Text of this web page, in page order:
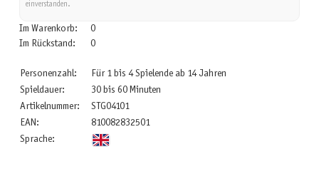
einverstanden.
Im Warenkorb:
0
Im Rückstand:
0
Personenzahl:
Für 1 bis 4 Spielende ab 14 Jahren
Spieldauer:
30 bis 60 Minuten
Artikelnummer:
STG04101
EAN:
810082832501
Sprache: